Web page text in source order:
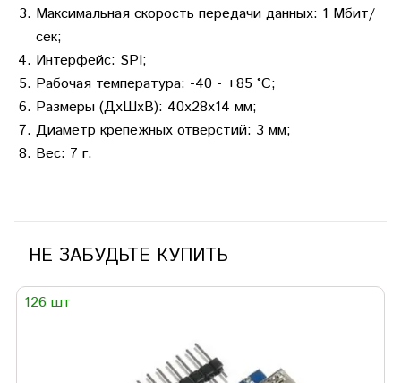
Максимальная скорость передачи данных: 1 Мбит/
сек;
Интерфейс: SPI;
Рабочая температура: -40 - +85 °C;
Размеры (ДхШхВ): 40х28х14 мм;
Диаметр крепежных отверстий: 3 мм;
Вес: 7 г.
НЕ ЗАБУДЬТЕ КУПИТЬ
126 шт